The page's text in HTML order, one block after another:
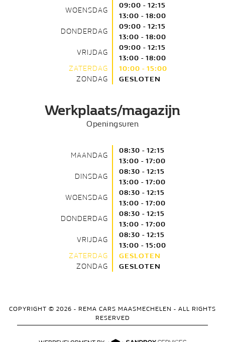
WOENSDAG
09:00 - 12:15
13:00 - 18:00
DONDERDAG
09:00 - 12:15
13:00 - 18:00
VRIJDAG
09:00 - 12:15
13:00 - 18:00
ZATERDAG
10:00 - 15:00
ZONDAG
GESLOTEN
Werkplaats/magazijn
Openingsuren
MAANDAG
08:30 - 12:15
13:00 - 17:00
DINSDAG
08:30 - 12:15
13:00 - 17:00
WOENSDAG
08:30 - 12:15
13:00 - 17:00
DONDERDAG
08:30 - 12:15
13:00 - 17:00
VRIJDAG
08:30 - 12:15
13:00 - 15:00
ZATERDAG
GESLOTEN
ZONDAG
GESLOTEN
COPYRIGHT © 2026 - REMA CARS MAASMECHELEN - ALL RIGHTS
RESERVED